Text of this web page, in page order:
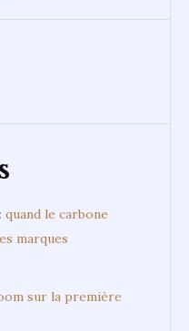
le carbone
marques
sur la première